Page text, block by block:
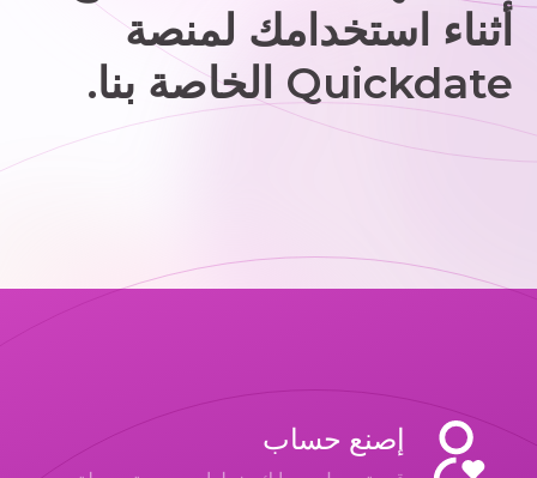
أثناء استخدامك لمنصة
Quickdate الخاصة بنا.
إصنع حساب